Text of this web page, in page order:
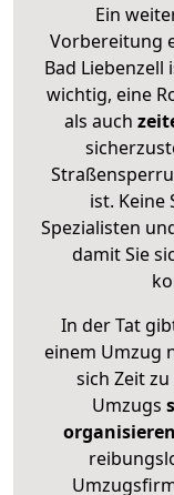
Ein
Vorbereitung
Bad Liebenzell
wichtig, eine
als auch
ist. Keine
Spezialisten
damit Sie
In der Tat
einem Umzug
sich Zeit
Umzugs
organisieren